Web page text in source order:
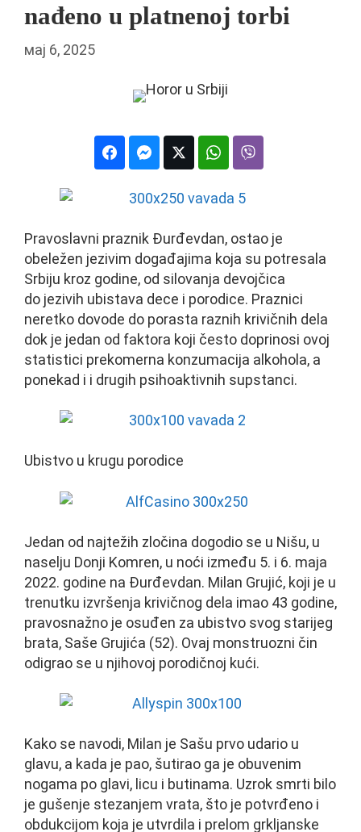
nađeno u platnenoj torbi
мај 6, 2025
Pravoslavni praznik Đurđevdan, ostao je
obeležen jezivim događajima koja su potresala
Srbiju kroz godine, od silovanja devojčica
do jezivih ubistava dece i porodice. Praznici
neretko dovode do porasta raznih krivičnih dela
dok je jedan od faktora koji često doprinosi ovoj
statistici prekomerna konzumacija alkohola, a
ponekad i i drugih psihoaktivnih supstanci.
Ubistvo u krugu porodice
Jedan od najtežih zločina dogodio se u Nišu, u
naselju Donji Komren, u noći između 5. i 6. maja
2022. godine na Đurđevdan. Milan Grujić, koji je u
trenutku izvršenja krivičnog dela imao 43 godine,
pravosnažno je osuđen za ubistvo svog starijeg
brata, Saše Grujića (52). Ovaj monstruozni čin
odigrao se u njihovoj porodičnoj kući.
Kako se navodi, Milan je Sašu prvo udario u
glavu, a kada je pao, šutirao ga je obuvenim
nogama po glavi, licu i butinama. Uzrok smrti bilo
je gušenje stezanjem vrata, što je potvrđeno i
obdukcijom koja je utvrdila i prelom grkljanske